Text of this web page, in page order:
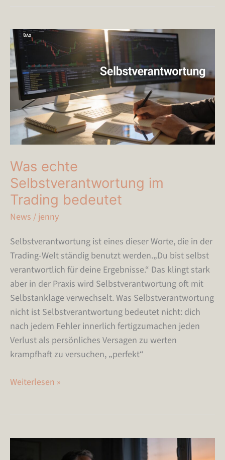
Was echte
Selbstverantwortung im
Trading bedeutet
News / jenny
Selbstverantwortung ist eines dieser Worte, die in der
Trading-Welt ständig benutzt werden.„Du bist selbst
verantwortlich für deine Ergebnisse.“ Das klingt stark
aber in der Praxis wird Selbstverantwortung oft mit
Selbstanklage verwechselt. Was Selbstverantwortung
nicht ist Selbstverantwortung bedeutet nicht: dich
nach jedem Fehler innerlich fertigzumachen jeden
Verlust als persönliches Versagen zu werten
krampfhaft zu versuchen, „perfekt“
Was
echte
Selbstverantwortung
im
Trading
bedeutet
Weiterlesen »